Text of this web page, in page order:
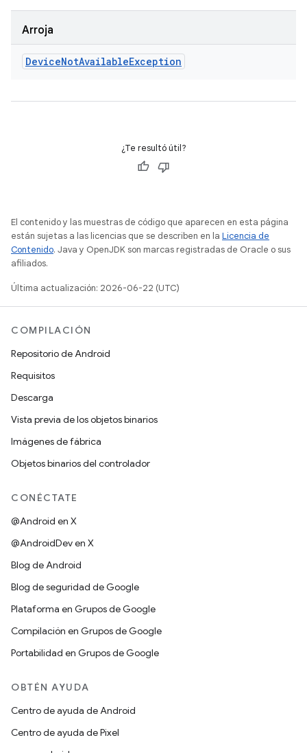
Arroja
DeviceNotAvailableException
¿Te resultó útil?
El contenido y las muestras de código que aparecen en esta página
están sujetas a las licencias que se describen en la Licencia de
Contenido. Java y OpenJDK son marcas registradas de Oracle o sus
afiliados.
Última actualización: 2026-06-22 (UTC)
COMPILACIÓN
Repositorio de Android
Requisitos
Descarga
Vista previa de los objetos binarios
Imágenes de fábrica
Objetos binarios del controlador
CONÉCTATE
@Android en X
@AndroidDev en X
Blog de Android
Blog de seguridad de Google
Plataforma en Grupos de Google
Compilación en Grupos de Google
Portabilidad en Grupos de Google
OBTÉN AYUDA
Centro de ayuda de Android
Centro de ayuda de Pixel